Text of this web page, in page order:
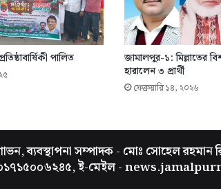
পালিত
জামালপুর-১: মিল্লাতের
হারালেন ৩ প্রার্থী
ফেব্রুয়ারি ১৪, ২০২৬
ব্যবস্থাপনা সম্পাদক - মোঃ সোহেল রহমান
ই-মেইল -